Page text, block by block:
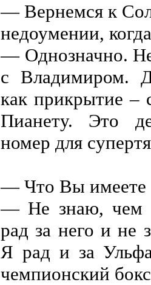
— Вернемся к
недоумении,
— Однозначно.
с Владимиром.
как прикрытие –
Пианету. Это
номер для
— Что Вы имеете
— Не знаю, чем
рад за него и не
Я рад и за
чемпионский